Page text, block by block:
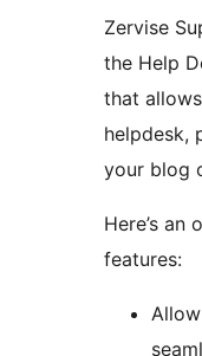
Zervise
the Help
that
helpdesk,
your blog
Here’s an
features: